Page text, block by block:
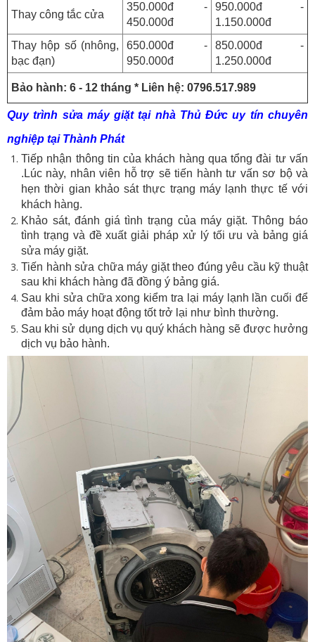
Thay công tắc cửa
350.000đ -
450.000đ
950.000đ -
1.150.000đ
Thay hộp số (nhông,
bạc đạn)
650.000đ -
950.000đ
850.000đ -
1.250.000đ
Bảo hành: 6 - 12 tháng * Liên hệ: 0796.517.989
Quy trình sửa máy giặt tại nhà Thủ Đức uy tín chuyên
nghiệp tại Thành Phát
Tiếp nhận thông tin của khách hàng qua tổng đài tư vấn
.Lúc này, nhân viên hỗ trợ sẽ tiến hành tư vấn sơ bộ và
hẹn thời gian khảo sát thực trạng máy lạnh thực tế với
khách hàng.
Khảo sát, đánh giá tình trạng của máy giặt. Thông báo
tình trạng và đề xuất giải pháp xử lý tối ưu và bảng giá
sửa máy giặt.
Tiến hành sửa chữa máy giặt theo đúng yêu cầu kỹ thuật
sau khi khách hàng đã đồng ý bảng giá.
Sau khi sửa chữa xong kiểm tra lại máy lạnh lần cuối để
đảm bảo máy hoạt động tốt trở lại như bình thường.
Sau khi sử dụng dịch vụ quý khách hàng sẽ được hưởng
dịch vụ bảo hành.